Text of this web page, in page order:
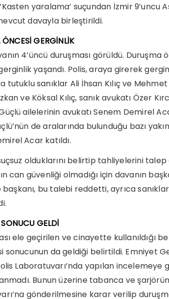
yaralama’ suçundan İzmir 9’uncu
davayla birleştirildi.
GERGİNLİK
4’üncü duruşması görüldü. Duruşma
yaşandı. Polis, araya girerek
tutuklu sanıklar Ali İhsan Kılıç ve Mehmet
ve Köksal Kılıç, sanık avukatı Özer
ailelerinin avukatı Senem Demirel
de aralarında bulunduğu bazı
Acar katıldı.
olduklarını belirtip tahliyelerini
can güvenliği olmadığı için davanın
bu talebi reddetti, ayrıca
GELDİ
ele geçirilen ve cinayette kullanıldığı
sonucunun da geldiği belirtildi. Emniyet
Laboratuvarı’nda yapılan
Bunun üzerine tabanca ve
gönderilmesine karar verilip